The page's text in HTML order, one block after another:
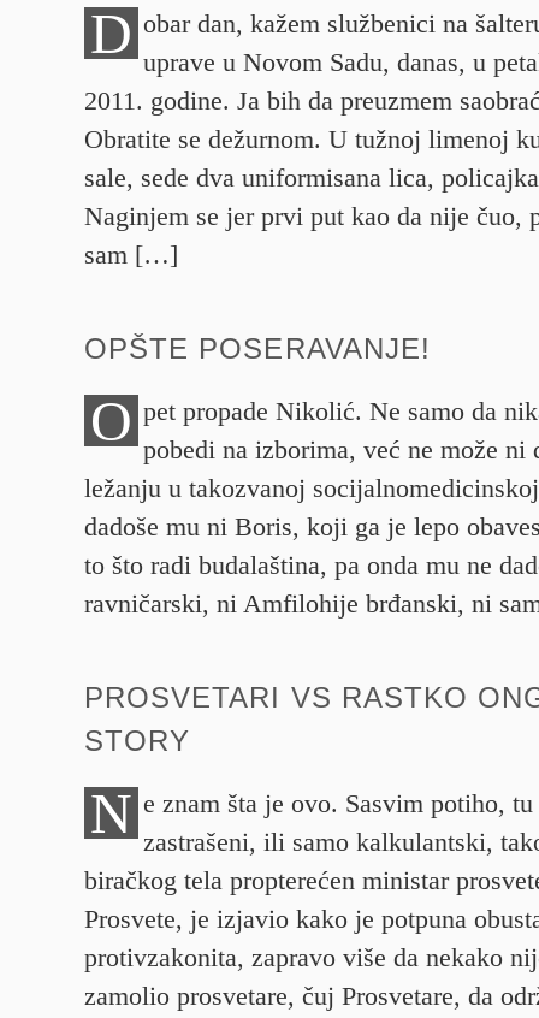
D obar dan, kažem službenici na
uprave u Novom Sadu, danas, u
2011. godine. Ja bih da preuzmem
Obratite se dežurnom. U tužnoj limenoj
sale, sede dva uniformisana lica,
Naginjem se jer prvi put kao da nije čuo,
sam […]
OPŠTE POSERAVANJE!
O pet propade Nikolić. Ne samo da
pobedi na izborima, već ne može ni
ležanju u takozvanoj
dadoše mu ni Boris, koji ga je lepo
to što radi budalaština, pa onda mu ne
ravničarski, ni Amfilohije brđanski, ni
PROSVETARI VS RASTKO
STORY
N e znam šta je ovo. Sasvim potiho,
zastrašeni, ili samo kalkulantski,
biračkog tela propterećen ministar
Prosvete, je izjavio kako je potpuna
protivzakonita, zapravo više da nekako
zamolio prosvetare, čuj Prosvetare, da